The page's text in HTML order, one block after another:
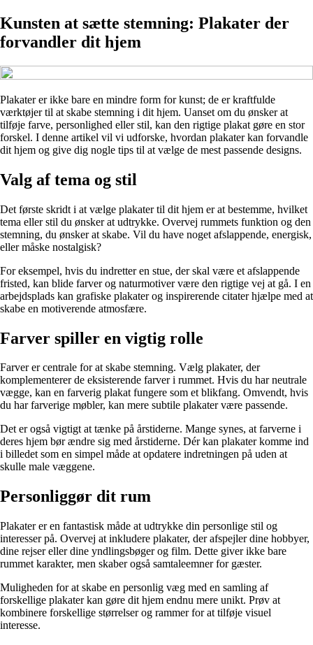
Kunsten at sætte stemning: Plakater der
forvandler dit hjem
Plakater er ikke bare en mindre form for kunst; de er kraftfulde
værktøjer til at skabe stemning i dit hjem. Uanset om du ønsker at
tilføje farve, personlighed eller stil, kan den rigtige plakat gøre en stor
forskel. I denne artikel vil vi udforske, hvordan plakater kan forvandle
dit hjem og give dig nogle tips til at vælge de mest passende designs.
Valg af tema og stil
Det første skridt i at vælge plakater til dit hjem er at bestemme, hvilket
tema eller stil du ønsker at udtrykke. Overvej rummets funktion og den
stemning, du ønsker at skabe. Vil du have noget afslappende, energisk,
eller måske nostalgisk?
For eksempel, hvis du indretter en stue, der skal være et afslappende
fristed, kan blide farver og naturmotiver være den rigtige vej at gå. I en
arbejdsplads kan grafiske plakater og inspirerende citater hjælpe med at
skabe en motiverende atmosfære.
Farver spiller en vigtig rolle
Farver er centrale for at skabe stemning. Vælg plakater, der
komplementerer de eksisterende farver i rummet. Hvis du har neutrale
vægge, kan en farverig plakat fungere som et blikfang. Omvendt, hvis
du har farverige møbler, kan mere subtile plakater være passende.
Det er også vigtigt at tænke på årstiderne. Mange synes, at farverne i
deres hjem bør ændre sig med årstiderne. Dér kan plakater komme ind
i billedet som en simpel måde at opdatere indretningen på uden at
skulle male væggene.
Personliggør dit rum
Plakater er en fantastisk måde at udtrykke din personlige stil og
interesser på. Overvej at inkludere plakater, der afspejler dine hobbyer,
dine rejser eller dine yndlingsbøger og film. Dette giver ikke bare
rummet karakter, men skaber også samtaleemner for gæster.
Muligheden for at skabe en personlig væg med en samling af
forskellige plakater kan gøre dit hjem endnu mere unikt. Prøv at
kombinere forskellige størrelser og rammer for at tilføje visuel
interesse.